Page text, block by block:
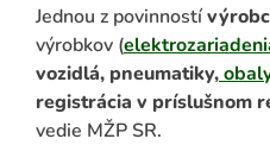
Jednou z povinností
výrobkov (
vozidlá, pneumatiky,
registrácia v príslušnom
vedie MŽP SR.